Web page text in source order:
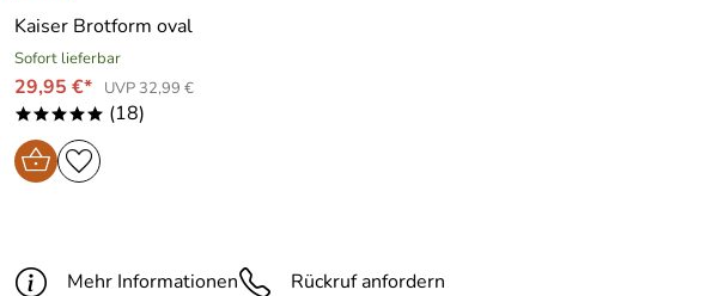
Kaiser Brotform oval
Sofort lieferbar
29,95 €* UVP 32,99 €
***** (18)
Mehr Informationen Rückruf anfordern